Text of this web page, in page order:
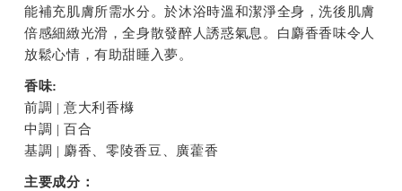
能補充肌膚所需水分。於沐浴時溫和潔淨全身，洗後肌膚
倍感細緻光滑，全身散發醉人誘惑氣息。白麝香香味令人
放鬆心情，有助甜睡入夢。
香味:
前調 | 意大利香櫞
中調 | 百合
基調 | 麝香、零陵香豆、廣藿香
主要成分：